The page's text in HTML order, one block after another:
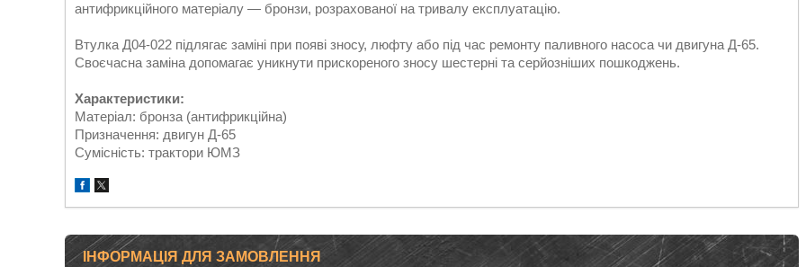
антифрикційного матеріалу — бронзи, розрахованої на тривалу експлуатацію.
Втулка Д04-022 підлягає заміні при появі зносу, люфту або під час ремонту паливного насоса чи двигуна Д-65.
Своєчасна заміна допомагає уникнути прискореного зносу шестерні та серйозніших пошкоджень.
Характеристики:
Матеріал: бронза (антифрикційна)
Призначення: двигун Д-65
Сумісність: трактори ЮМЗ
ІНФОРМАЦІЯ ДЛЯ ЗАМОВЛЕННЯ